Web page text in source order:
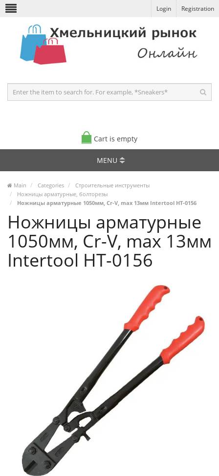
Login Registration
Cart is empty
MENU
Main Categories
Строительные инструменты
Ножницы арматурные, болторезы
Ножницы арматурные 1050мм, Cr-V, max 13мм Intertool HT-0156
Ножницы арматурные
1050мм, Cr-V, max 13мм
Intertool HT-0156